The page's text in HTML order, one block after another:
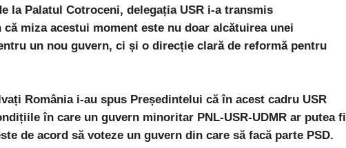
la Palatul Cotroceni, delegația USR i-a transmis
miza acestui moment este nu doar alcătuirea unei
un nou guvern, ci și o direcție clară de reformă pentru
România i-au spus Președintelui că în acest cadru USR
în care un guvern minoritar PNL-USR-UDMR ar putea fi
de acord să voteze un guvern din care să facă parte PSD.